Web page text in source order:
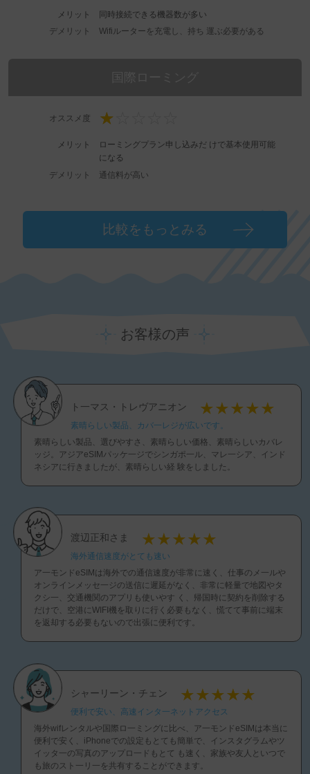
メリット
同時接続できる機器数が多い
デメリット
Wifiルーターを充電し、持ち 運ぶ必要がある
オススメ度
メリット
ローミングプラン申し込みだ けで基本使用可能
になる
デメリット
通信料が高い
比較をもっとみる
お客様の声
ト一マス・トレヴアニオン
素晴らしい製品、カバ一レジが広いです。
素晴らしい製品、選びやすさ、素晴らしい価格、素晴らしいカバレ
ッジ。アジアeSIMパッケ一ジでシンガポ一ル、マレ一シア、インド
ネシアに行きましたが、素晴らしい経 験をしました。
渡辺正和さま
海外通信速度がとても速い
ア一モンドeSIMは海外での通信速度が非常に速く、仕事のメ一ルや
オンラインメッセ一ジの送信に遲延がなく、非常に軽量で地図やタ
クシ一、交通機関のアプリも使いやす く、帰国時に契約を削除する
だけで、空港にWIFI機を取りに行く必要もなく、慌てて事前に端末
を返却する必要もないので出張に便利です。
シャーリーン・チェン
便利で安い、高速インタ一ネットアクセス
海外wifレンタルや国際ロ一ミングに比べ、ア一モンドeSIMは本当に
便利で安く、iPhoneでの設定もとても簡単で、インスタグラムやツ
イッタ一の写真のアップロ一ドもとて も速く、家族や友人といつで
も旅のスト一リ一を共有することができます。